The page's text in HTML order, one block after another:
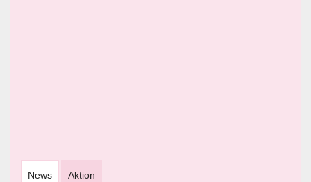
News Aktion